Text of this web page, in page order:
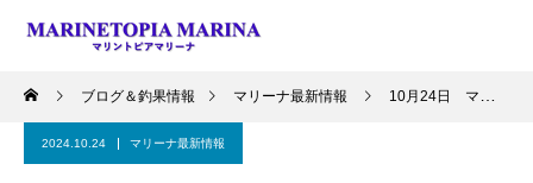
ブログ＆釣果情報 マリーナ最新情報 10月24日 マリーナ最新情報【揚降可能】
2024.10.24 マリーナ最新情報